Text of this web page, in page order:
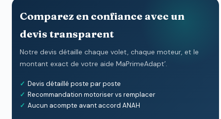
Comparez en confiance avec un
devis transparent
Notre devis détaille chaque volet, chaque moteur, et le
montant exact de votre aide MaPrimeAdapt’.
Devis détaillé poste par poste
Recommandation motoriser vs remplacer
Aucun acompte avant accord ANAH